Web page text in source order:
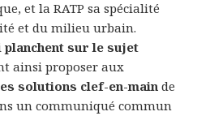
et la RATP sa spécialité
et du milieu urbain.
planchent sur le sujet
ainsi proposer aux
solutions clef-en-main de
un communiqué commun